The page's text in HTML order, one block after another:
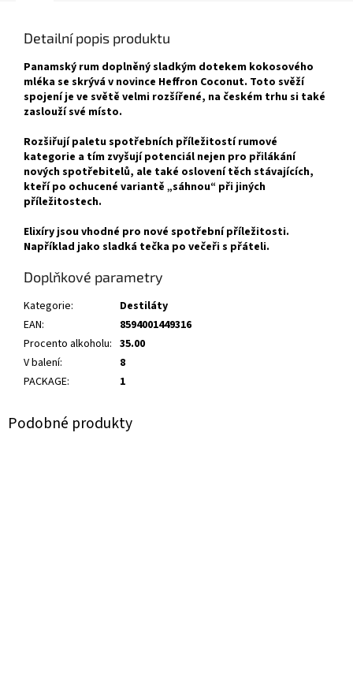
Detailní popis produktu
Panamský rum doplněný sladkým dotekem kokosového
mléka se skrývá v novince Heffron Coconut. Toto svěží
spojení je ve světě velmi rozšířené, na českém trhu si také
zaslouží své místo.
Rozšiřují paletu spotřebních příležitostí rumové
kategorie a tím zvyšují potenciál nejen pro přilákání
nových spotřebitelů, ale také oslovení těch stávajících,
kteří po ochucené variantě „sáhnou“ při jiných
příležitostech.
Elixíry jsou vhodné pro nové spotřební příležitosti.
Například jako sladká tečka po večeři s přáteli.
Doplňkové parametry
Kategorie:
Destiláty
EAN:
8594001449316
Procento alkoholu: 35.00
V balení:
8
PACKAGE: 1